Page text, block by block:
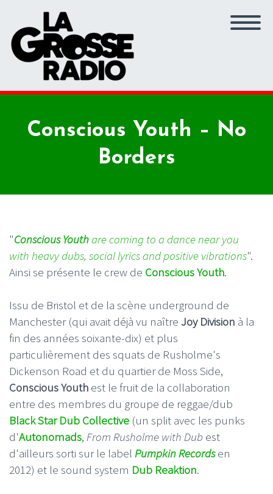
Conscious Youth – No
Borders
"Conscious Youthare coming to a dance near you
with heavy dubs, social lyrics and positive vibrations".
Ainsi se présente le crew de Conscious Youth.
Issu de Bristol et de la scène underground de
Manchester (qui avait déjà vu naître Joy Division à la
fin des années soixante-dix) et plus
particulièrement des squats de Rusholme's
Dickenson Road et du quartier de Moss Side,
Conscious Youth est le fruit de la collaboration
entre des membres du groupe de reggae/dub
Black Star Dub Collective (un split avec les punks
d'Autonomads, From Rusholme with Dub est
d'ailleurs sorti sur le label Pumpkin Recordsen
2012) et le sound system Dub Reaktion.